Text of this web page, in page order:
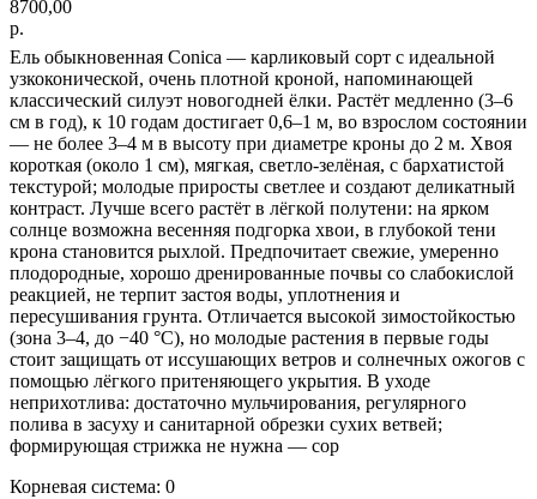
8700,00
р.
Ель обыкновенная Conica — карликовый сорт с идеальной
узкоконической, очень плотной кроной, напоминающей
классический силуэт новогодней ёлки. Растёт медленно (3–6
см в год), к 10 годам достигает 0,6–1 м, во взрослом состоянии
— не более 3–4 м в высоту при диаметре кроны до 2 м. Хвоя
короткая (около 1 см), мягкая, светло‑зелёная, с бархатистой
текстурой; молодые приросты светлее и создают деликатный
контраст. Лучше всего растёт в лёгкой полутени: на ярком
солнце возможна весенняя подгорка хвои, в глубокой тени
крона становится рыхлой. Предпочитает свежие, умеренно
плодородные, хорошо дренированные почвы со слабокислой
реакцией, не терпит застоя воды, уплотнения и
пересушивания грунта. Отличается высокой зимостойкостью
(зона 3–4, до −40 °C), но молодые растения в первые годы
стоит защищать от иссушающих ветров и солнечных ожогов с
помощью лёгкого притеняющего укрытия. В уходе
неприхотлива: достаточно мульчирования, регулярного
полива в засуху и санитарной обрезки сухих ветвей;
формирующая стрижка не нужна — сор
Корневая система: 0